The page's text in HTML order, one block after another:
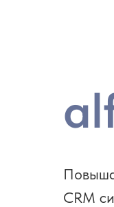
CRM